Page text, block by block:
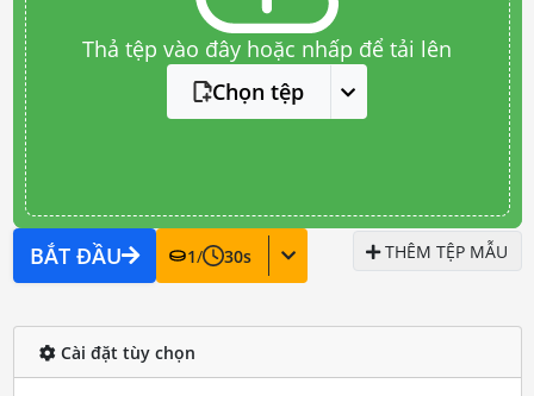
Thả tệp vào đây hoặc nhấp để tải lên
Chọn tệp
BẮT ĐẦU 1/ 30s THÊM TỆP MẪU
Cài đặt tùy chọn